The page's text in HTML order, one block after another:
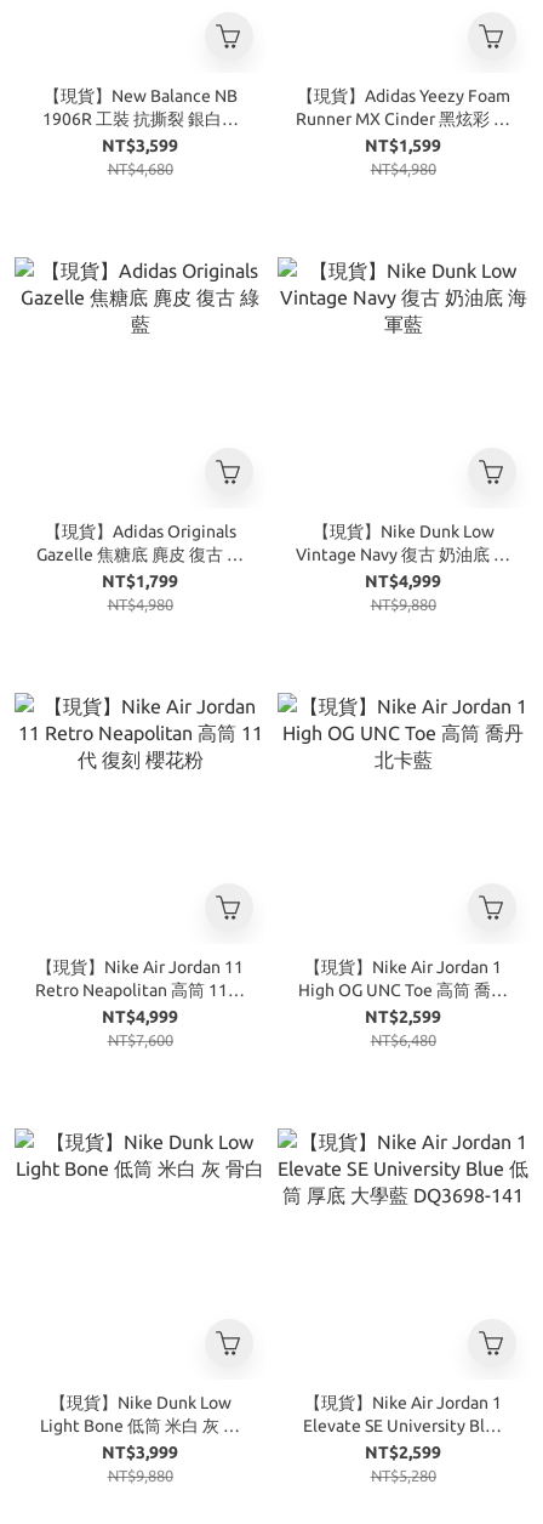
【現貨】New Balance NB
1906R 工裝 抗撕裂 銀白黑
M1906RA
NT$3,599
NT$4,680
【現貨】Adidas Yeezy Foam
Runner MX Cinder 黑炫彩 黑
迷彩
NT$1,599
NT$4,980
【現貨】Adidas Originals
Gazelle 焦糖底 麂皮 復古 綠
藍
NT$1,799
NT$4,980
【現貨】Nike Dunk Low
Vintage Navy 復古 奶油底 海
軍藍
NT$4,999
NT$9,880
【現貨】Nike Air Jordan 11
Retro Neapolitan 高筒 11代
復刻 櫻花粉
NT$4,999
NT$7,600
【現貨】Nike Air Jordan 1
High OG UNC Toe 高筒 喬丹
北卡藍
NT$2,599
NT$6,480
【現貨】Nike Dunk Low
Light Bone 低筒 米白 灰 骨
白
NT$3,999
NT$9,880
【現貨】Nike Air Jordan 1
Elevate SE University Blue
低筒 厚底 大學藍 DQ3698-
141
NT$2,599
NT$5,280